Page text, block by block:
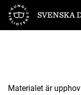
Till startsidan
SVENSKA
Materialet är